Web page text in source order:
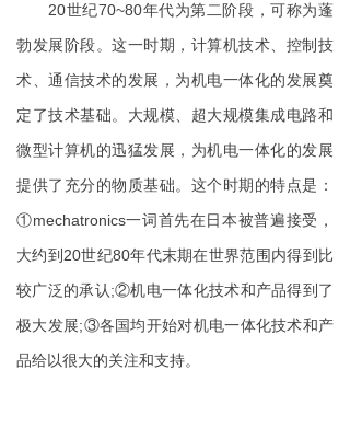
20世纪70~80年代为第二阶段，可称为蓬
勃发展阶段。这一时期，计算机技术、控制技
术、通信技术的发展，为机电一体化的发展奠
定了技术基础。大规模、超大规模集成电路和
微型计算机的迅猛发展，为机电一体化的发展
提供了充分的物质基础。这个时期的特点是：
①mechatronics一词首先在日本被普遍接受，
大约到20世纪80年代末期在世界范围内得到比
较广泛的承认;②机电一体化技术和产品得到了
极大发展;③各国均开始对机电一体化技术和产
品给以很大的关注和支持。